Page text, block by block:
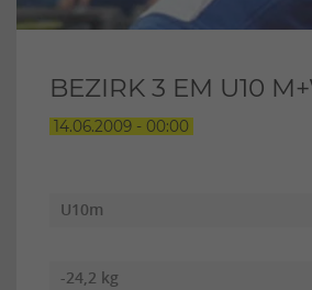
BEZIRK 3 EM U10
14.06.2009 - 00:00
U10m
-24,2 kg